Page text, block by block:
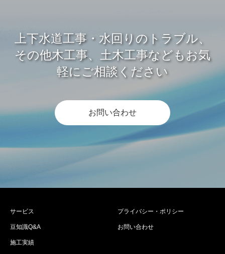
上下水道工事・水回りのトラブル、
その他木工事、土木工事などもお気
軽にご相談ください
お問い合わせ
サービス
豆知識Q&A
施工実績
プライバシー・ポリシー
お問い合わせ